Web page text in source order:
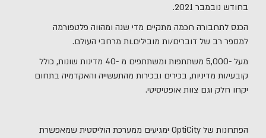
בחודש נובמבר 2021.
הכנס לתחבורה חכמה מתקיים מדי שנה ומהווה פלטפורמה
למספר רב של דוברים/ות מובילים.ות מרחבי העולם.
מעל -5,000 משתתפות ומשתתפים מ -40 מדינות שונות, כולל
קובעי/ות מדיניות, בכירים ובכירות מהתעשייה והאקדמיה בתחום
יקחו חלק וגם צוות אופטיסיטי.
הפתרונות של OptiCity ימגיעים ממערכת הוליסטית שמאפשרת